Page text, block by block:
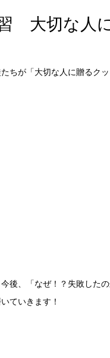
大切な人
ちが「大切な人に贈るクッ
後、「なぜ！？失敗した
ていきます！